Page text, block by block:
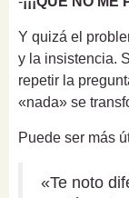
Y quizá el
y la insistencia.
repetir la
«nada» se
Puede ser más
«Te noto